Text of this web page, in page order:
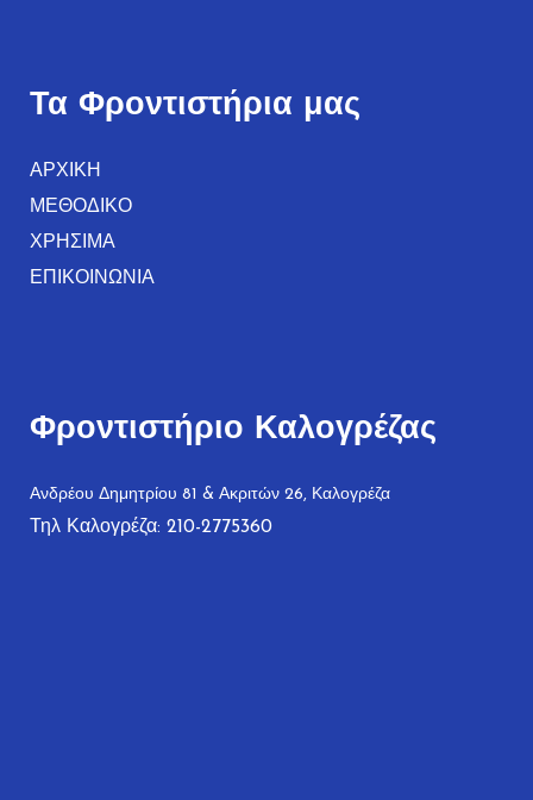
Τα Φροντιστήρια μας
ΑΡΧΙΚΗ
ΜΕΘΟΔΙΚΟ
ΧΡΗΣΙΜΑ
ΕΠΙΚΟΙΝΩΝΙΑ
Φροντιστήριο Καλογρέζας
Ανδρέου Δημητρίου 81 & Ακριτών 26, Καλογρέζα
Τηλ Καλογρέζα: 210-2775360